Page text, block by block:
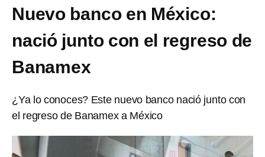
Nuevo banco en México:
nació junto con el regreso de
Banamex
¿Ya lo conoces? Este nuevo banco nació junto con
el regreso de Banamex a México